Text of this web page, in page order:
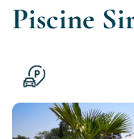
Piscine